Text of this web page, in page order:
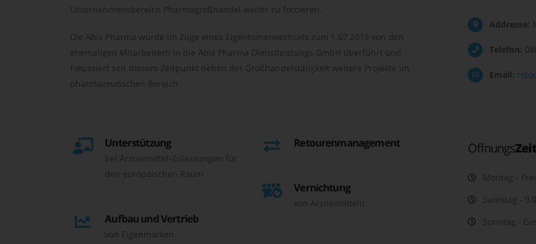
Unternehmensbereich Pharmagroßhandel weiter zu forcieren.
Die Abis Pharma wurde im Zuge eines Eigentümerwechsels zum 1.07.2019 von den
ehemaligen Mitarbeitern in die Abis Pharma Dienstleistungs GmbH überführt und
fokussiert seit diesem Zeitpunkt neben der Großhandelstätigkeit weitere Projekte im
pharmazeutischen Bereich.
Unterstützung
bei Arzneimittel-Zulassungen für
den europäischen Raum
Aufbau und Vertrieb
von Eigenmarken
Retourenmanagement
Vernichtung
von Arzneimitteln
Addresse:
Telefon:
Email:
Öffnungs
Montag -
Samstag -
Sonntag -